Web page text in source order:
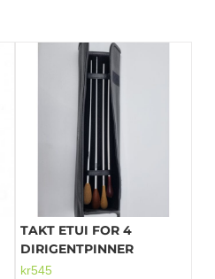
TAKT ETUI FOR 4
DIRIGENTPINNER
kr545